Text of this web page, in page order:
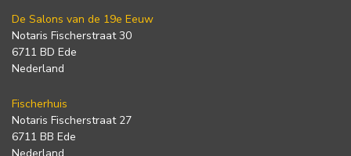
De Salons van de 19e Eeuw
Notaris Fischerstraat 30
6711 BD Ede
Nederland
Fischerhuis
Notaris Fischerstraat 27
6711 BB Ede